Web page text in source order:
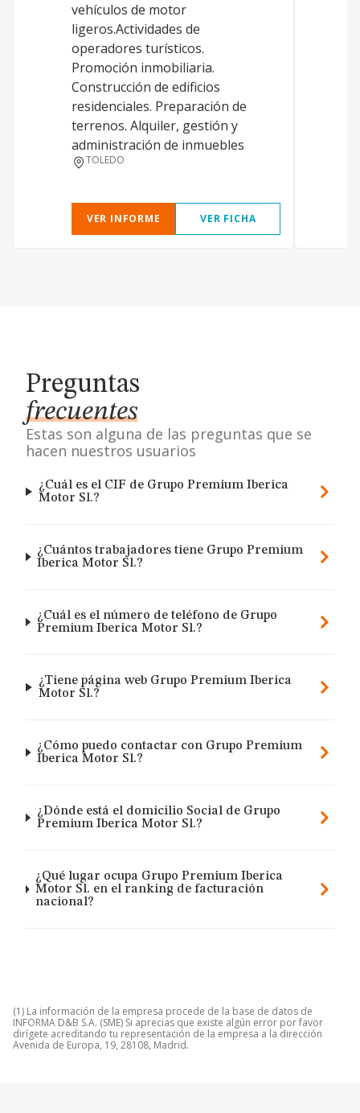
vehículos de motor
ligeros.Actividades de
operadores turísticos.
Promoción inmobiliaria.
Construcción de edificios
residenciales. Preparación de
terrenos. Alquiler, gestión y
administración de inmuebles
TOLEDO
VER INFORME VER FICHA
Preguntas
frecuentes
Estas son alguna de las preguntas que se
hacen nuestros usuarios
¿Cuál es el CIF de Grupo Premium Iberica
Motor Sl.?
¿Cuántos trabajadores tiene Grupo Premium
Iberica Motor Sl.?
¿Cuál es el número de teléfono de Grupo
Premium Iberica Motor Sl.?
¿Tiene página web Grupo Premium Iberica
Motor Sl.?
¿Cómo puedo contactar con Grupo Premium
Iberica Motor Sl.?
¿Dónde está el domicilio Social de Grupo
Premium Iberica Motor Sl.?
¿Qué lugar ocupa Grupo Premium Iberica
Motor Sl. en el ranking de facturación
nacional?
(1) La información de la empresa procede de la base de datos de
INFORMA D&B S.A. (SME) Si aprecias que existe algún error por favor
dirígete acreditando tu representación de la empresa a la dirección
Avenida de Europa, 19, 28108, Madrid.